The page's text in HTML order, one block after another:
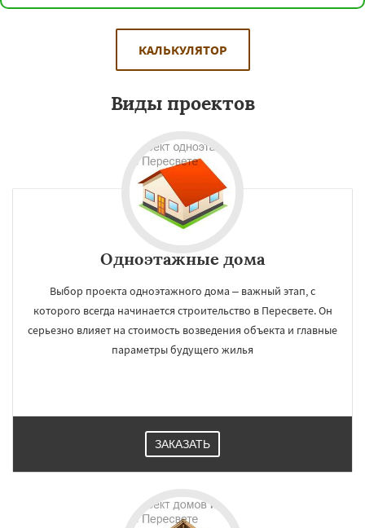
КАЛЬКУЛЯТОР
Виды проектов
Одноэтажные дома
Выбор проекта одноэтажного дома – важный этап, с
которого всегда начинается строительство в Пересвете. Он
серьезно влияет на стоимость возведения объекта и главные
параметры будущего жилья
ЗАКАЗАТЬ